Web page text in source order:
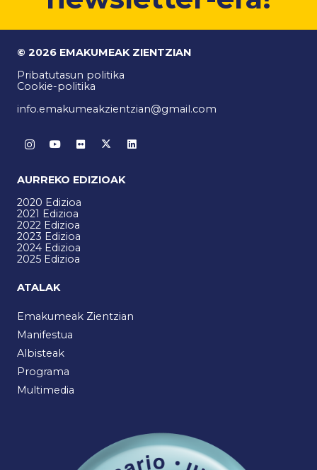
© 2026 EMAKUMEAK ZIENTZIAN
Pribatutasun politika
Cookie-politika
info.emakumeakzientzian@gmail.com
AURREKO EDIZIOAK
2020 Edizioa
2021 Edizioa
2022 Edizioa
2023 Edizioa
2024 Edizioa
2025 Edizioa
ATALAK
Emakumeak Zientzian
Manifestua
Albisteak
Programa
Multimedia